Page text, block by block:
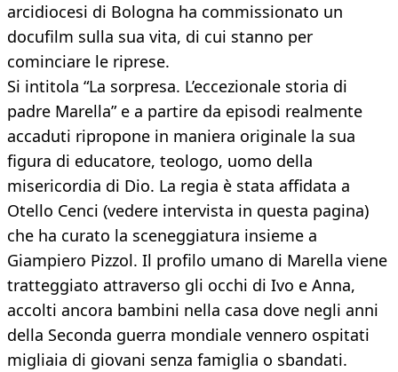
arcidiocesi di Bologna ha commissionato un
docufilm sulla sua vita, di cui stanno per
cominciare le riprese.
Si intitola “La sorpresa. L’eccezionale storia di
padre Marella” e a partire da episodi realmente
accaduti ripropone in maniera originale la sua
figura di educatore, teologo, uomo della
misericordia di Dio. La regia è stata affidata a
Otello Cenci (vedere intervista in questa pagina)
che ha curato la sceneggiatura insieme a
Giampiero Pizzol. Il profilo umano di Marella viene
tratteggiato attraverso gli occhi di Ivo e Anna,
accolti ancora bambini nella casa dove negli anni
della Seconda guerra mondiale vennero ospitati
migliaia di giovani senza famiglia o sbandati.